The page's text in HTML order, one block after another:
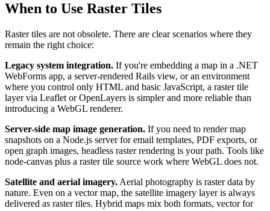
When to Use Raster Tiles
Raster tiles are not obsolete. There are clear scenarios where they
remain the right choice:
Legacy system integration. If you're embedding a map in a .NET
WebForms app, a server-rendered Rails view, or an environment
where you control only HTML and basic JavaScript, a raster tile
layer via Leaflet or OpenLayers is simpler and more reliable than
introducing a WebGL renderer.
Server-side map image generation. If you need to render map
snapshots on a Node.js server for email templates, PDF exports, or
open graph images, headless raster rendering is your path. Tools like
node-canvas plus a raster tile source work where WebGL does not.
Satellite and aerial imagery. Aerial photography is raster data by
nature. Even on a vector map, the satellite imagery layer is always
delivered as raster tiles. Hybrid maps mix both formats, vector for